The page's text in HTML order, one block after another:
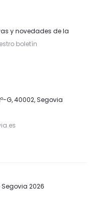
y novedades de la
boletín
G, 40002, Segovia
2026